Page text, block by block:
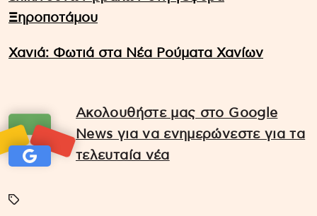
Ξηροποτάμου
Χανιά: Φωτιά στα Νέα Ρούματα Χανίων
Ακολουθήστε μας στο Google
News για να ενημερώνεστε για τα
τελευταία νέα